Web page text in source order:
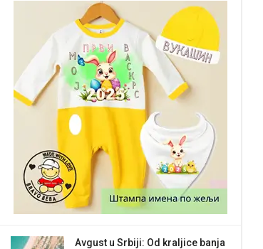
Avgust u Srbiji: Od kraljice banja